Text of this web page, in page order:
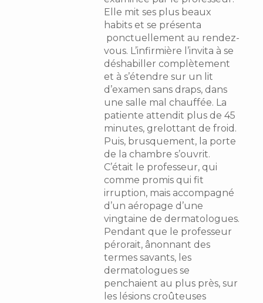
Elle mit ses plus beaux
habits et se présenta
ponctuellement au rendez-
vous. L’infirmière l’invita à se
déshabiller complètement
et à s’étendre sur un lit
d’examen sans draps, dans
une salle mal chauffée. La
patiente attendit plus de 45
minutes, grelottant de froid.
Puis, brusquement, la porte
de la chambre s’ouvrit.
C’était le professeur, qui
comme promis qui fit
irruption, mais accompagné
d’un aéropage d’une
vingtaine de dermatologues.
Pendant que le professeur
pérorait, ânonnant des
termes savants, les
dermatologues se
penchaient au plus près, sur
les lésions croûteuses